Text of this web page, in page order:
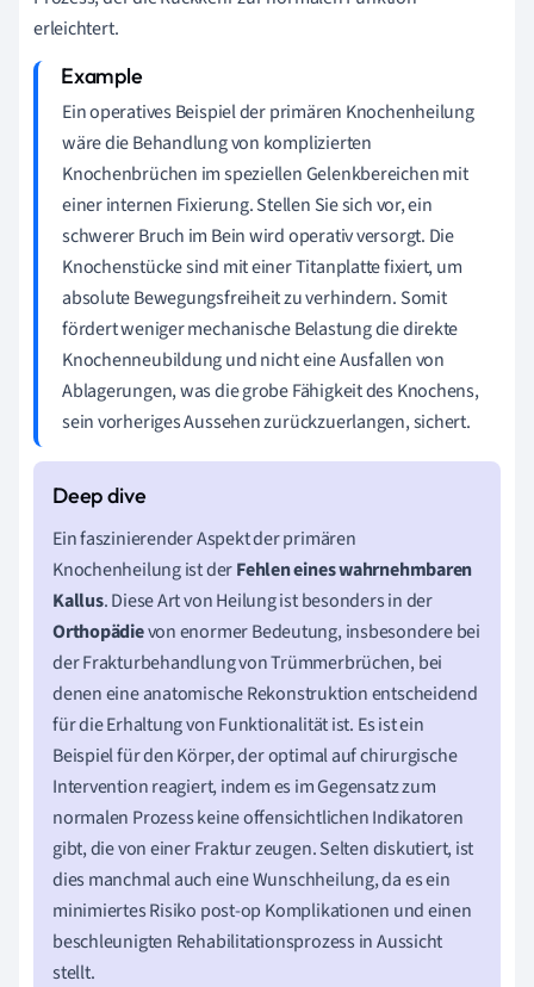
erleichtert.
Ein operatives Beispiel der primären Knochenheilung
wäre die Behandlung von komplizierten
Knochenbrüchen im speziellen Gelenkbereichen mit
einer internen Fixierung. Stellen Sie sich vor, ein
schwerer Bruch im Bein wird operativ versorgt. Die
Knochenstücke sind mit einer Titanplatte fixiert, um
absolute Bewegungsfreiheit zu verhindern. Somit
fördert weniger mechanische Belastung die direkte
Knochenneubildung und nicht eine Ausfallen von
Ablagerungen, was die grobe Fähigkeit des Knochens,
sein vorheriges Aussehen zurückzuerlangen, sichert.
Ein faszinierender Aspekt der primären
Knochenheilung ist derFehlen eines wahrnehmbaren
Kallus. Diese Art von Heilung ist besonders in der
Orthopädievon enormer Bedeutung, insbesondere bei
der Frakturbehandlung von Trümmerbrüchen, bei
denen eine anatomische Rekonstruktion entscheidend
für die Erhaltung von Funktionalität ist. Es ist ein
Beispiel für den Körper, der optimal auf chirurgische
Intervention reagiert, indem es im Gegensatz zum
normalen Prozess keine offensichtlichen Indikatoren
gibt, die von einer Fraktur zeugen. Selten diskutiert, ist
dies manchmal auch eine Wunschheilung, da es ein
minimiertes Risiko post-op Komplikationen und einen
beschleunigten Rehabilitationsprozess in Aussicht
stellt.